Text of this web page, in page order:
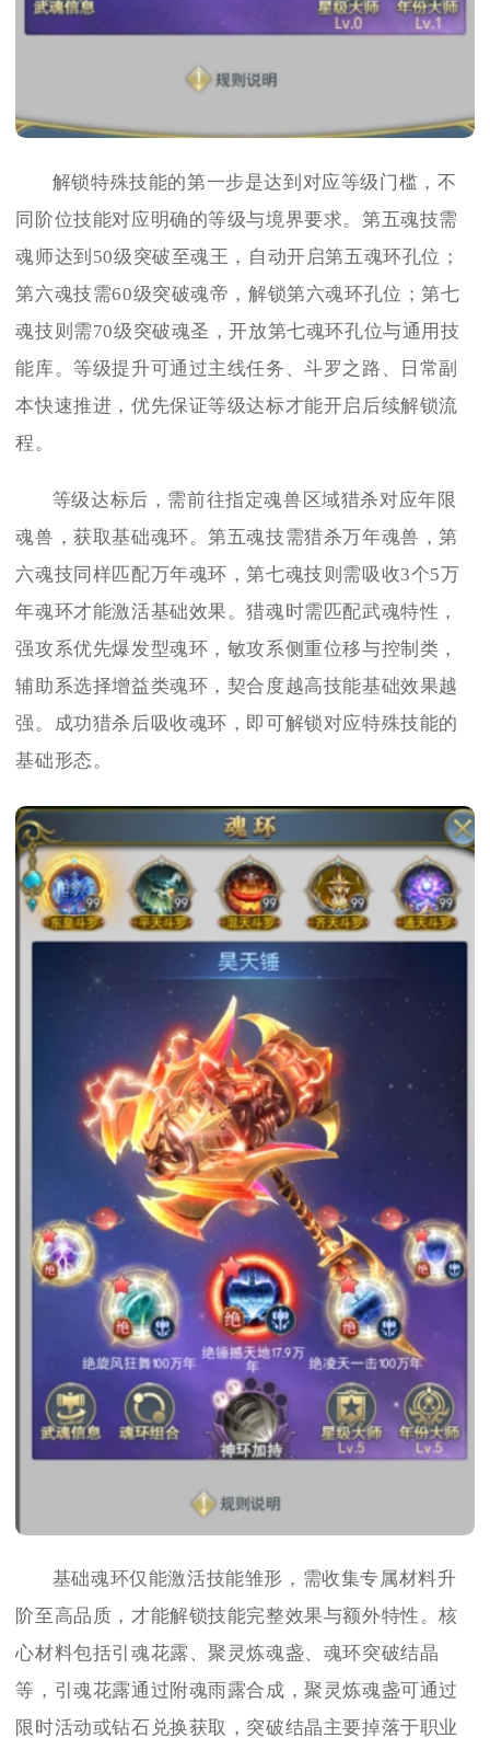
解锁特殊技能的第一步是达到对应等级门槛，不
同阶位技能对应明确的等级与境界要求。第五魂技需
魂师达到50级突破至魂王，自动开启第五魂环孔位；
第六魂技需60级突破魂帝，解锁第六魂环孔位；第七
魂技则需70级突破魂圣，开放第七魂环孔位与通用技
能库。等级提升可通过主线任务、斗罗之路、日常副
本快速推进，优先保证等级达标才能开启后续解锁流
程。
等级达标后，需前往指定魂兽区域猎杀对应年限
魂兽，获取基础魂环。第五魂技需猎杀万年魂兽，第
六魂技同样匹配万年魂环，第七魂技则需吸收3个5万
年魂环才能激活基础效果。猎魂时需匹配武魂特性，
强攻系优先爆发型魂环，敏攻系侧重位移与控制类，
辅助系选择增益类魂环，契合度越高技能基础效果越
强。成功猎杀后吸收魂环，即可解锁对应特殊技能的
基础形态。
基础魂环仅能激活技能雏形，需收集专属材料升
阶至高品质，才能解锁技能完整效果与额外特性。核
心材料包括引魂花露、聚灵炼魂盏、魂环突破结晶
等，引魂花露通过附魂雨露合成，聚灵炼魂盏可通过
限时活动或钻石兑换获取，突破结晶主要掉落于职业